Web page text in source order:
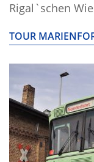
Rigal`schen
TOUR